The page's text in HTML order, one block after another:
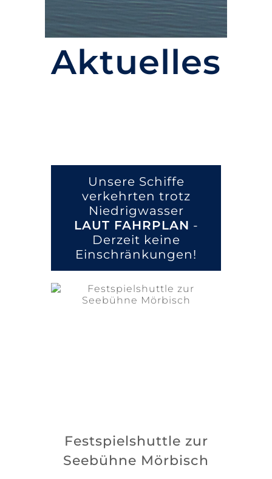
Aktuelles
Unsere Schiffe
verkehrten trotz
Niedrigwasser
LAUT FAHRPLAN -
Derzeit keine
Einschränkungen!
Festspielshuttle zur
Seebühne Mörbisch